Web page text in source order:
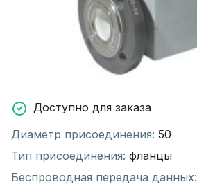
Доступно для заказа
Диаметр присоединения: 50
Тип присоединения: фланцы
Беспроводная передача данных: